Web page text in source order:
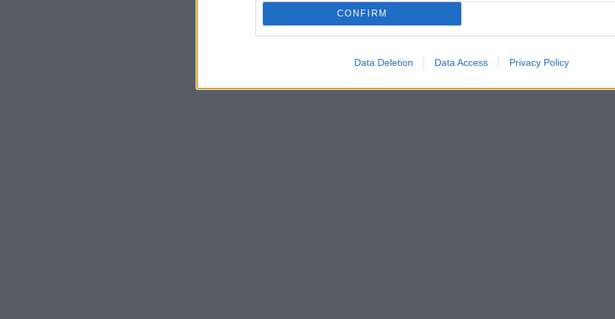
CONFIRM
Data Deletion Data Access Privacy Policy